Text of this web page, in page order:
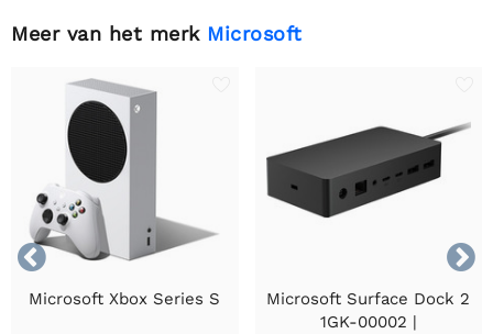
Meer van het merk Microsoft


Microsoft Xbox Series S
Microsoft Surface Dock 2
1GK-00002 |